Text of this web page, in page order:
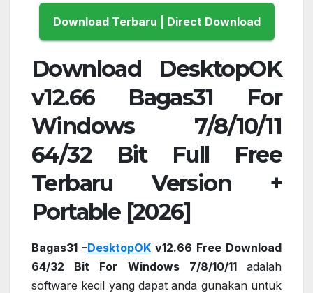
Download Terbaru | Direct Download
Download DesktopOK
v12.66 Bagas31 For
Windows 7/8/10/11
64/32 Bit Full Free
Terbaru Version +
Portable [2026]
Bagas31 –DesktopOK v12.66 Free Download
64/32 Bit For Windows 7/8/10/11 adalah
software kecil yang dapat anda gunakan untuk